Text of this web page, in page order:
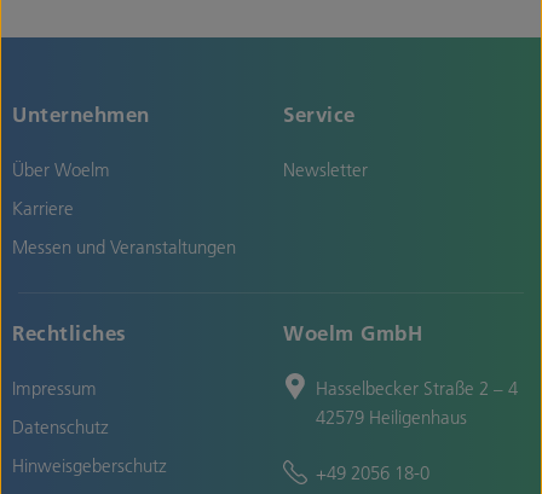
Unternehmen
Über Woelm
Karriere
Messen und Veranstaltungen
Service
Newsletter
Rechtliches
Impressum
Datenschutz
Hinweisgeberschutz
Woelm GmbH
Hasselbecker Straße 2 – 4
42579 Heiligenhaus
+49 2056 18-0